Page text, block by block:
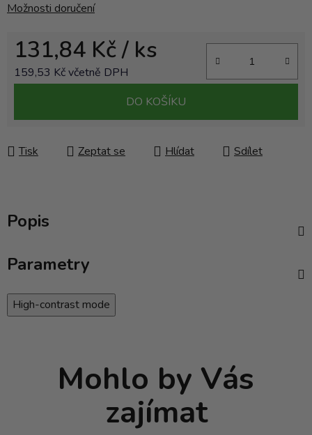
Možnosti doručení
131,84 Kč/ ks
159,53 Kč včetně DPH
DO KOŠÍKU
Tisk Zeptat se Hlídat Sdílet
Popis
Parametry
High-contrast mode
Mohlo by Vás
zajímat